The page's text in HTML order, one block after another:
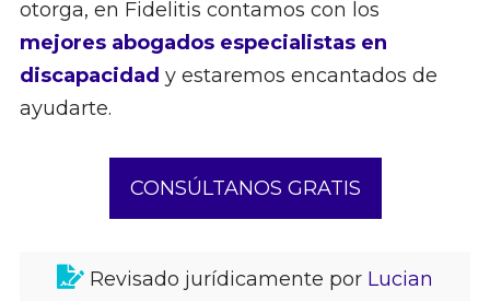
otorga, en Fidelitis contamos con los
mejores abogados especialistas en
discapacidad y estaremos encantados de
ayudarte.
CONSÚLTANOS GRATIS
Revisado jurídicamente por Lucian